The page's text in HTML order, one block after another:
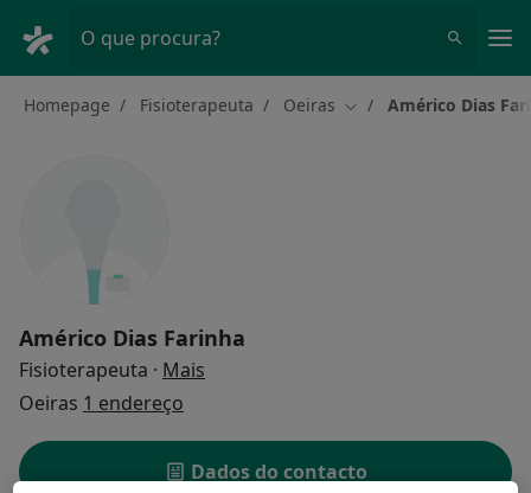
O que procura?
Homepage Fisioterapeuta Oeiras Mudar de cidade
Américo Dias
Américo Dias Farinha
Fisioterapeuta · Mais
Oeiras 1 endereço
Dados do contacto